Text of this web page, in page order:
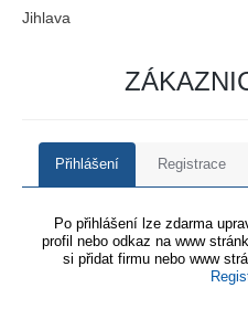
Jihlava
Přihlášení Registrace
Po přihlášení lze zdarma
profil nebo odkaz na www
si přidat firmu nebo www